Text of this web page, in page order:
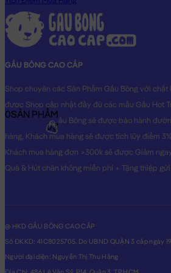
GẤU BÔNG CAO CẤP
Shop chuyên các Sản Phẩm Gấu Bông với chất
được Shop cập nhật đầy đủ các mẫu Gấu Hot
Original nhất. Gấu Bông sẽ được bảo hành
hàng, Khách mua hàng sẽ được tích lũy điểm
Khách mua hàng đơn >300k sẽ được Giảm
Quà & Hút chân không miễn phí + Tặng thiệp
@ HKD GẤU BÔNG CAO CẤP
Số ĐKKD: 41C8025705. Do UBND QUẬN 3 cấp ngày
Người đại diện: Nguyễn Thị Thu Hằng
0SẢN PHẨM
0₫